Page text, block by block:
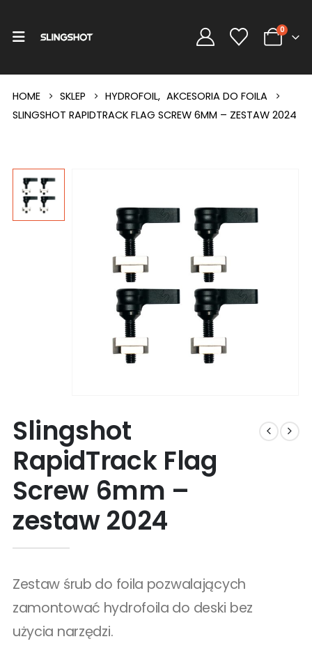
0
HOME SKLEP HYDROFOIL, AKCESORIA DO FOILA
SLINGSHOT RAPIDTRACK FLAG SCREW 6MM – ZESTAW 2024
Slingshot
RapidTrack Flag
Screw 6mm –
zestaw 2024
Zestaw śrub do foila pozwalających
zamontować hydrofoila do deski bez
użycia narzędzi.